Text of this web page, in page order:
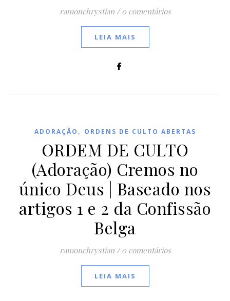
ramonchrystian / 0 comentários
LEIA MAIS
ADORAÇÃO , ORDENS DE CULTO ABERTAS
ORDEM DE CULTO
(Adoração) Cremos no
único Deus | Baseado nos
artigos 1 e 2 da Confissão
Belga
ramonchrystian / 0 comentários
LEIA MAIS